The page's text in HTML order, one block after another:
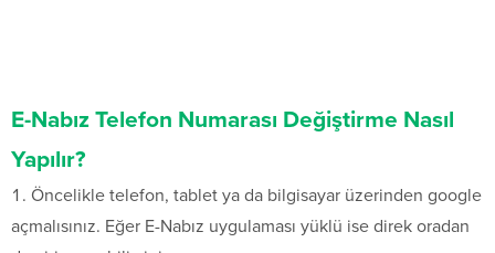
E-Nabız Telefon Numarası Değiştirme Nasıl
Yapılır?
Öncelikle telefon, tablet ya da bilgisayar üzerinden google
açmalısınız. Eğer E-Nabız uygulaması yüklü ise direk oradan